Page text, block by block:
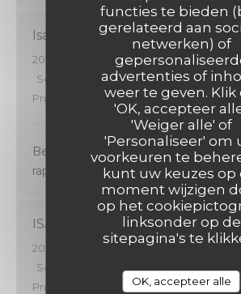
functies te bieden
gerelateerd aan
netwerken) of
advertenties of
weer te geven. Klik
'OK, accepteer
'Weiger alle' of
'Personaliseer' om
voorkeuren te
kunt uw keuzes op
moment wijzigen
op het
linksonder op de
sitepagina's te
OK, accepteer alle
Isabelle
2026-08-01
- 19:00 - Gasten 2
Service
Atmosfeer:4/5 Keuken:
Prijs
Bel accueil. Très bon rapport qualité/
rapide.
ISABELLE
2026-08-02
- 13:15 - Gasten 2
Service
Prijs